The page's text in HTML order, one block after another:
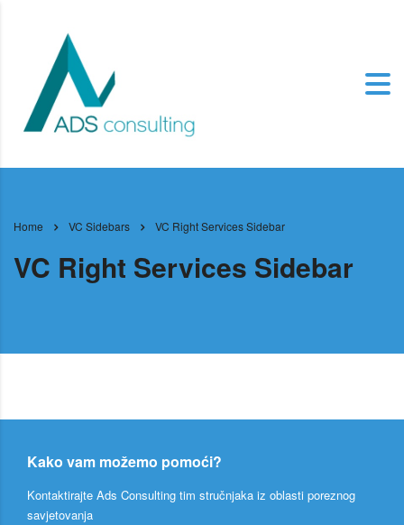
Home VC Sidebars VC Right Services Sidebar
VC Right Services Sidebar
Kako vam možemo pomoći?
Kontaktirajte Ads Consulting tim stručnjaka iz oblasti poreznog
savjetovanja